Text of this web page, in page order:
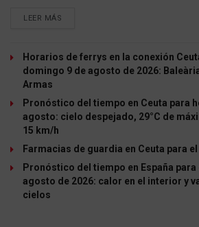
LEER MÁS
Horarios de ferrys en la conexión
domingo 9 de agosto de 2026:
Armas
Pronóstico del tiempo en Ceuta para
agosto: cielo despejado, 29°C de
15 km/h
Farmacias de guardia en Ceuta para
Pronóstico del tiempo en España
agosto de 2026: calor en el interior y
cielos